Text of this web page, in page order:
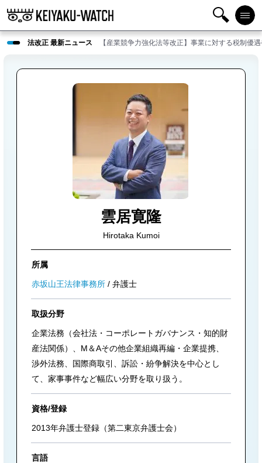
検
索
メニ
ュー
法改正 最新ニュース 【産業競争力強化法等改正】事業に対する税制優
雲居寛隆
Hirotaka Kumoi
所属
赤坂山王法律事務所 弁護士
取扱分野
企業法務（会社法・コーポレートガバナンス・知的財
産法関係）、M＆Aその他企業組織再編・企業提携、
渉外法務、国際商取引、訴訟・紛争解決を中心とし
て、家事事件など幅広い分野を取り扱う。
資格/登録
2013年弁護士登録（第二東京弁護士会）
言語